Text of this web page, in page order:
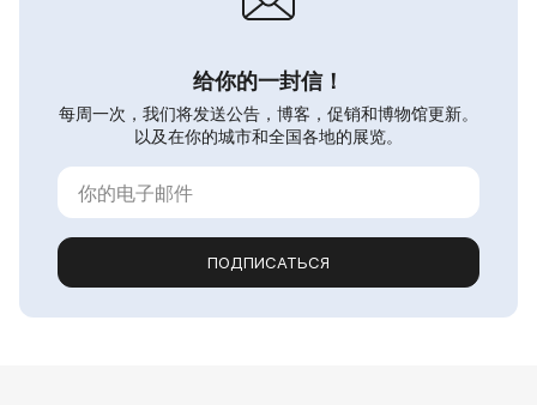
给你的一封信！
每周一次，我们将发送公告，博客，促销和博物馆更新。
以及在你的城市和全国各地的展览。
ПОДПИСАТЬСЯ